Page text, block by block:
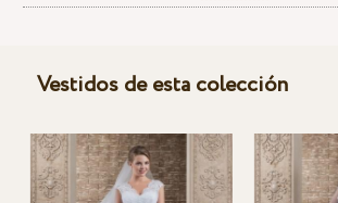
Vestidos de esta colección